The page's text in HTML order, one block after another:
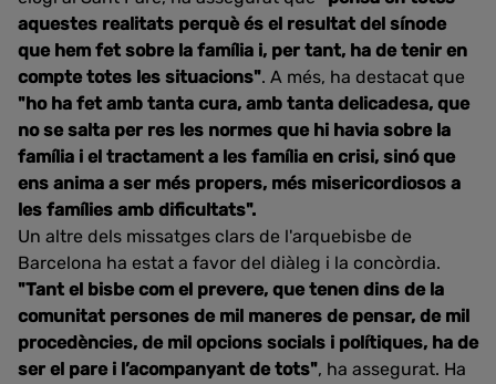
aquestes realitats perquè és el resultat del sínode
que hem fet sobre la família i, per tant, ha de tenir en
compte totes les situacions". A més, ha destacat que
"ho ha fet amb tanta cura, amb tanta delicadesa, que
no se salta per res les normes que hi havia sobre la
família i el tractament a les família en crisi, sinó que
ens anima a ser més propers, més misericordiosos a
les famílies amb dificultats".
Un altre dels missatges clars de l'arquebisbe de
Barcelona ha estat a favor del diàleg i la concòrdia.
"Tant el bisbe com el prevere, que tenen dins de la
comunitat persones de mil maneres de pensar, de mil
procedències, de mil opcions socials i polítiques, ha de
ser el pare i l’acompanyant de tots", ha assegurat. Ha